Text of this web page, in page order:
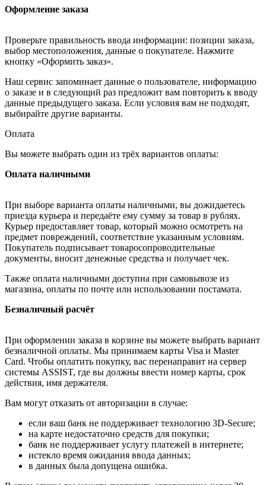
Оформление заказа
Проверьте правильность ввода информации: позиции заказа,
выбор местоположения, данные о покупателе. Нажмите
кнопку «Оформить заказ».
Наш сервис запоминает данные о пользователе, информацию
о заказе и в следующий раз предложит вам повторить к вводу
данные предыдущего заказа. Если условия вам не подходят,
выбирайте другие варианты.
Оплата
Вы можете выбрать один из трёх вариантов оплаты:
Оплата наличными
При выборе варианта оплаты наличными, вы дожидаетесь
приезда курьера и передаёте ему сумму за товар в рублях.
Курьер предоставляет товар, который можно осмотреть на
предмет повреждений, соответствие указанным условиям.
Покупатель подписывает товаросопроводительные
документы, вносит денежные средства и получает чек.
Также оплата наличными доступна при самовывозе из
магазина, оплаты по почте или использовании постамата.
Безналичный расчёт
При оформлении заказа в корзине вы можете выбрать вариант
безналичной оплаты. Мы принимаем карты Visa и Master
Card. Чтобы оплатить покупку, вас перенаправит на сервер
системы ASSIST, где вы должны ввести номер карты, срок
действия, имя держателя.
Вам могут отказать от авторизации в случае:
если ваш банк не поддерживает технологию 3D-Secure;
на карте недостаточно средств для покупки;
банк не поддерживает услугу платежей в интернете;
истекло время ожидания ввода данных;
в данных была допущена ошибка.